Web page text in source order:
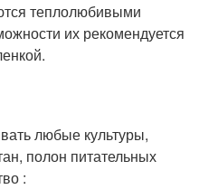
теплолюбивыми
их рекомендуется
любые культуры,
полон питательных
: